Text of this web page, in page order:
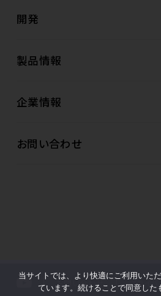
開発
製品情報
企業情報
お問い合わせ
お問い合わせ プライ
当サイトでは、より快適にご利用いた
ています。続けることで同意した